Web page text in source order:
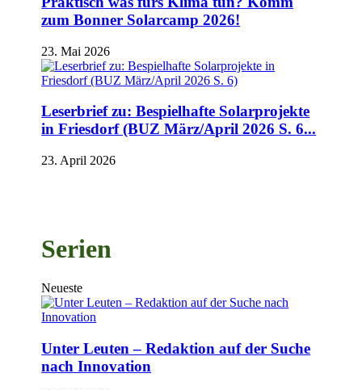
zum Bonner Solarcamp 2026!
23. Mai 2026
Leserbrief zu: Bespielhafte Solarprojekte
in Friesdorf (BUZ März/April 2026 S. 6...
23. April 2026
Serien
Neueste
Unter Leuten – Redaktion auf der Suche
nach Innovation